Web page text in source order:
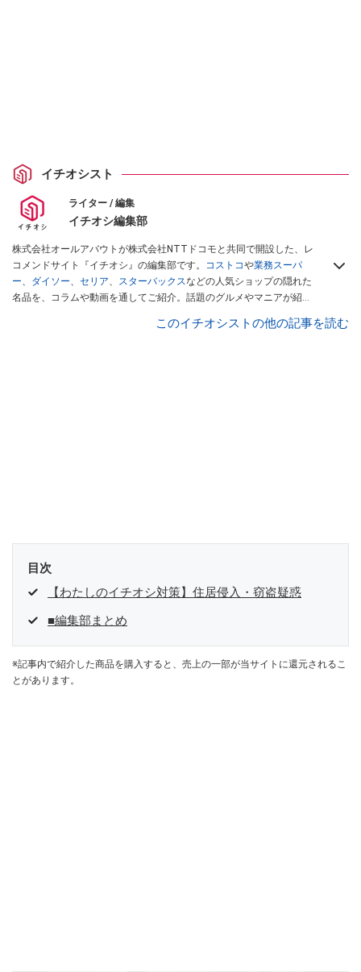
イチオシスト
ライター / 編集
イチオシ編集部
株式会社オールアバウトが株式会社NTTドコモと共同で開設した、レ
コメンドサイト『イチオシ』の編集部です。 コストコや業務スーパ
ー、 ダイソー、 セリア、 スターバックスなどの人気ショップの隠れた
名品を、コラムや動画を通してご紹介。話題のグルメやマニアが紹介
インフルエンサーが実際に使用してレビューしています。毎日トレン
このイチオシストの他の記事を読む
目次
【わたしのイチオシ対策】住居侵入・窃盗疑惑
■編集部まとめ
※記事内で紹介した商品を購入すると、売上の一部が当サイトに還元されるこ
とがあります。